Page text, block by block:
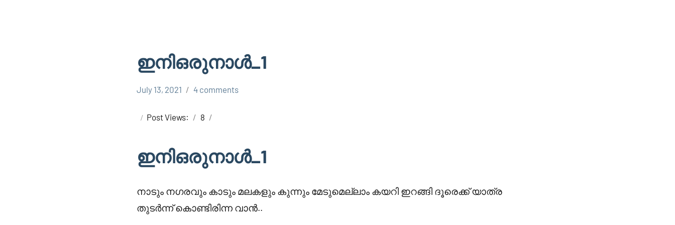
ഇനിഒരുനാൾ_1
Uncategorized
July 13, 2021
Faisal
4 comments
Post Views: 8
ഇനിഒരുനാൾ_1
നാടും നഗരവും കാടും മലകളും കുന്നും മേടുമെല്ലാം കയറി ഇറങ്ങി ദൂരെക്ക് യാത്ര
തുടർന്ന് കൊണ്ടിരിന്ന വാൻ..